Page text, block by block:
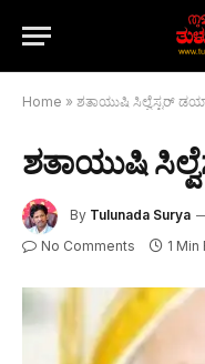
Home » ಶತಾಯುಷಿ ಸಿಲ್ವೆಸ್ಟರ್
ಶತಾಯುಷಿ
By Tulunada Surya
No Comments 1 Min